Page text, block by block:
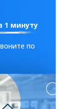
1 минуту
по